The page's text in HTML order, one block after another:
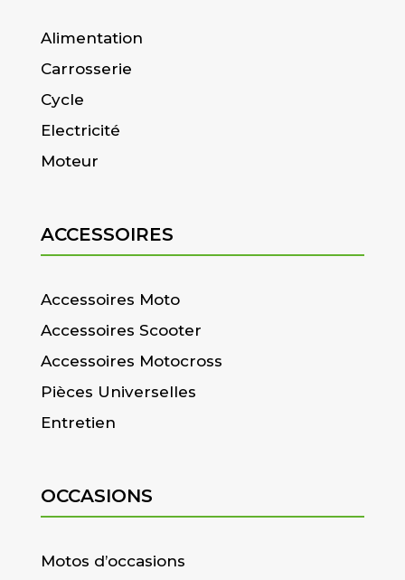
Alimentation
Carrosserie
Cycle
Electricité
Moteur
ACCESSOIRES
Accessoires Moto
Accessoires Scooter
Accessoires Motocross
Pièces Universelles
Entretien
OCCASIONS
Motos d’occasions